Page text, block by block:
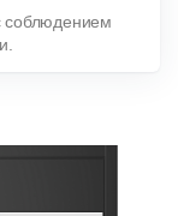
соблюдением